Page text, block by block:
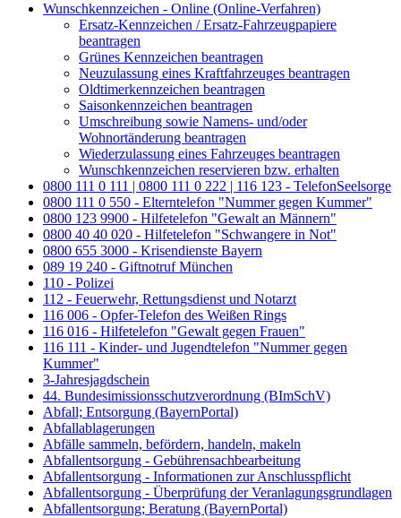
Wunschkennzeichen - Online (Online-Verfahren)
Ersatz-Kennzeichen / Ersatz-Fahrzeugpapiere
beantragen
Grünes Kennzeichen beantragen
Neuzulassung eines Kraftfahrzeuges beantragen
Oldtimerkennzeichen beantragen
Saisonkennzeichen beantragen
Umschreibung sowie Namens- und/oder
Wohnortänderung beantragen
Wiederzulassung eines Fahrzeuges beantragen
Wunschkennzeichen reservieren bzw. erhalten
0800 111 0 111 | 0800 111 0 222 | 116 123 - TelefonSeelsorge
0800 111 0 550 - Elterntelefon "Nummer gegen Kummer"
0800 123 9900 - Hilfetelefon "Gewalt an Männern"
0800 40 40 020 - Hilfetelefon "Schwangere in Not"
0800 655 3000 - Krisendienste Bayern
089 19 240 - Giftnotruf München
110 - Polizei
112 - Feuerwehr, Rettungsdienst und Notarzt
116 006 - Opfer-Telefon des Weißen Rings
116 016 - Hilfetelefon "Gewalt gegen Frauen"
116 111 - Kinder- und Jugendtelefon "Nummer gegen
Kummer"
3-Jahresjagdschein
44. Bundesimissionsschutzverordnung (BImSchV)
Abfall; Entsorgung (BayernPortal)
Abfallablagerungen
Abfälle sammeln, befördern, handeln, makeln
Abfallentsorgung - Gebührensachbearbeitung
Abfallentsorgung - Informationen zur Anschlusspflicht
Abfallentsorgung - Überprüfung der Veranlagungsgrundlagen
Abfallentsorgung; Beratung (BayernPortal)